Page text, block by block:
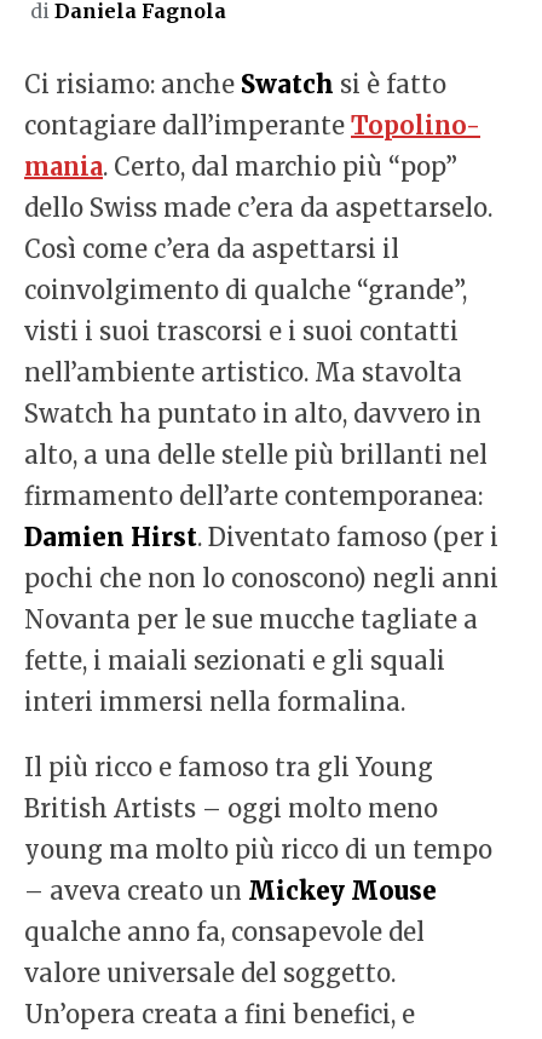
di Daniela Fagnola
Ci risiamo: anche Swatch si è fatto
contagiare dall’imperante Topolino-
mania. Certo, dal marchio più “pop”
dello Swiss made c’era da aspettarselo.
Così come c’era da aspettarsi il
coinvolgimento di qualche “grande”,
visti i suoi trascorsi e i suoi contatti
nell’ambiente artistico. Ma stavolta
Swatch ha puntato in alto, davvero in
alto, a una delle stelle più brillanti nel
firmamento dell’arte contemporanea:
Damien Hirst. Diventato famoso (per i
pochi che non lo conoscono) negli anni
Novanta per le sue mucche tagliate a
fette, i maiali sezionati e gli squali
interi immersi nella formalina.
Il più ricco e famoso tra gli Young
British Artists – oggi molto meno
young ma molto più ricco di un tempo
– aveva creato un Mickey Mouse
qualche anno fa, consapevole del
valore universale del soggetto.
Un’opera creata a fini benefici, e